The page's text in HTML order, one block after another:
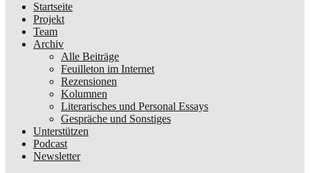
Startseite
Projekt
Team
Archiv
Alle Beiträge
Feuilleton im Internet
Rezensionen
Kolumnen
Literarisches und Personal Essays
Gespräche und Sonstiges
Unterstützen
Podcast
Newsletter